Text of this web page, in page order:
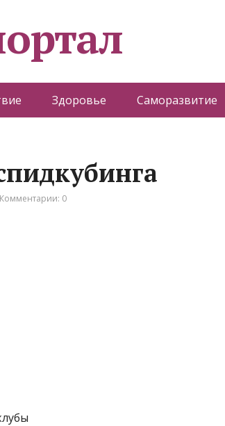
Здоровье Саморазвитие
Комментарии: 0